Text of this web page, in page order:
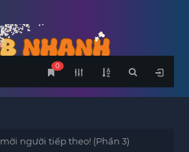
0
người tiếp theo! (Phần 3)